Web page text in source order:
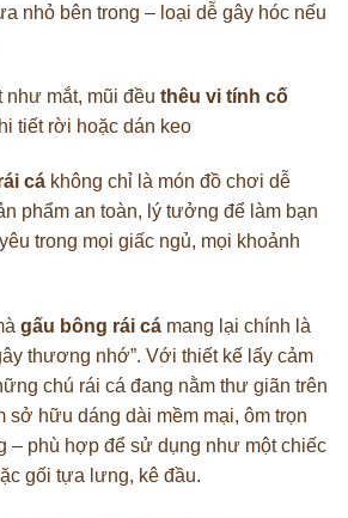
nhỏ bên trong – loại dễ gây hóc nếu
như mắt, mũi đều thêu vi tính cố
tiết rời hoặc dán keo
cá không chỉ là món đồ chơi dễ
phẩm an toàn, lý tưởng để làm bạn
trong mọi giấc ngủ, mọi khoảnh
gấu bông rái cá mang lại chính là
thương nhớ”. Với thiết kế lấy cảm
chú rái cá đang nằm thư giãn trên
sở hữu dáng dài mềm mại, ôm trọn
– phù hợp để sử dụng như một chiếc
gối tựa lưng, kê đầu.